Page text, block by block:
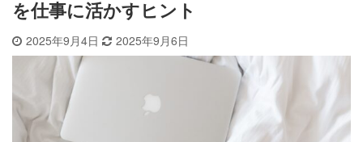
を仕事に活かすヒント
2025年9月4日 2025年9月6日